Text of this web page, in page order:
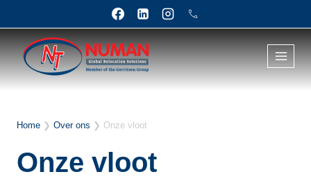
inhoud
Home ❯ Over ons ❯ Onze vloot
Onze vloot